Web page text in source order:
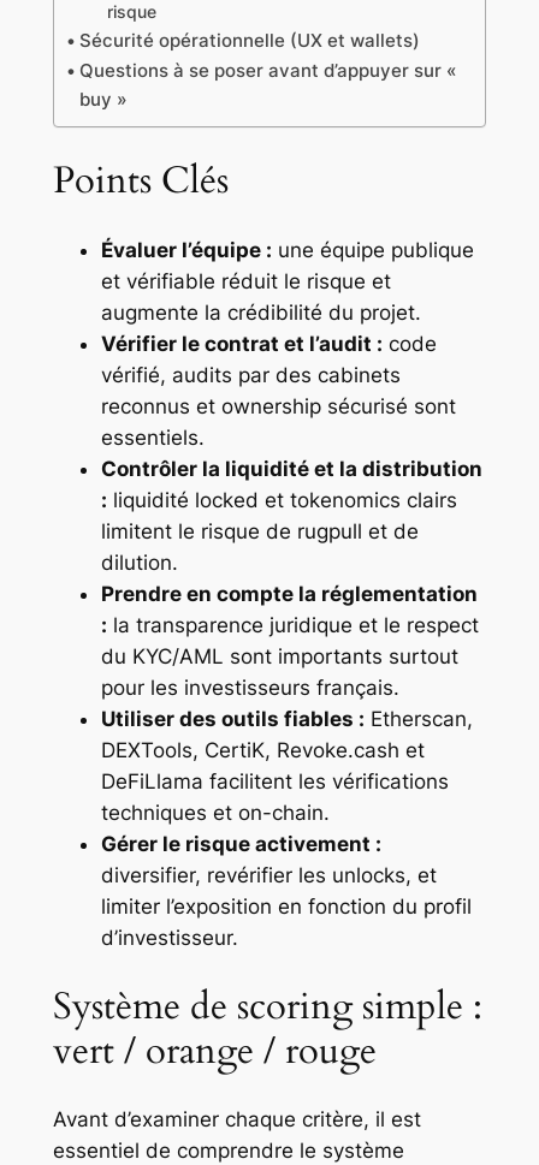
risque
Sécurité opérationnelle (UX et wallets)
Questions à se poser avant d’appuyer sur «
buy »
Points Clés
Évaluer l’équipe : une équipe publique
et vérifiable réduit le risque et
augmente la crédibilité du projet.
Vérifier le contrat et l’audit : code
vérifié, audits par des cabinets
reconnus et ownership sécurisé sont
essentiels.
Contrôler la liquidité et la distribution
: liquidité locked et tokenomics clairs
limitent le risque de rugpull et de
dilution.
Prendre en compte la réglementation
: la transparence juridique et le respect
du KYC/AML sont importants surtout
pour les investisseurs français.
Utiliser des outils fiables : Etherscan,
DEXTools, CertiK, Revoke.cash et
DeFiLlama facilitent les vérifications
techniques et on-chain.
Gérer le risque activement :
diversifier, revérifier les unlocks, et
limiter l’exposition en fonction du profil
d’investisseur.
Système de scoring simple :
vert / orange / rouge
Avant d’examiner chaque critère, il est
essentiel de comprendre le système